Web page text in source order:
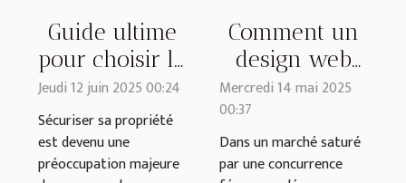
Guide ultime
pour choisir la
bonne caméra
de
surveillance
Jeudi 12 juin 2025 00:24
Sécuriser sa propriété
est devenu une
préoccupation majeure
Comment un
design web
personnalisé
transformer
votre
Mercredi 14 mai 2025
00:37
Dans un marché saturé
par une concurrence